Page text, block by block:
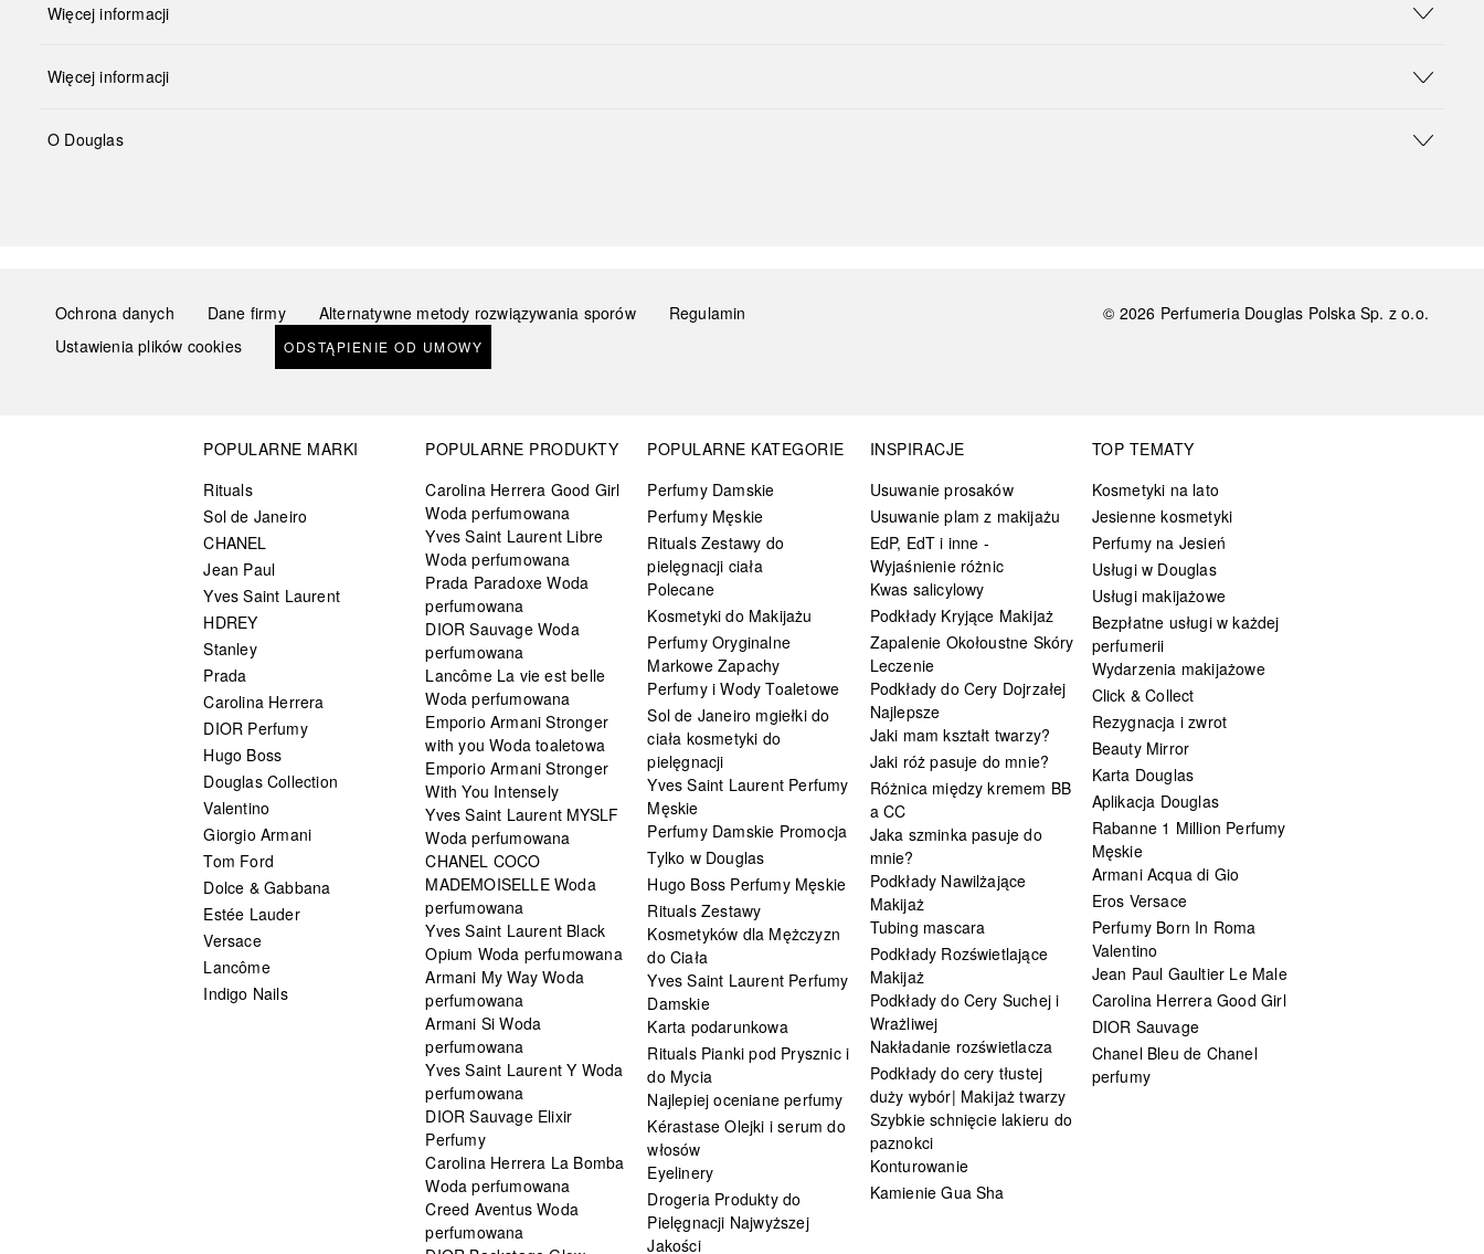
Więcej informacji
Więcej informacji
O Douglas
Ochrona danych Dane firmy Alternatywne metody rozwiązywania sporów
Regulamin
Ustawienia plików cookies
ODSTĄPIENIE OD UMOWY
© 2026 Perfumeria Douglas Polska Sp. z o.o.
POPULARNE MARKI
Rituals
Sol de Janeiro
CHANEL
Jean Paul
Yves Saint Laurent
HDREY
Stanley
Prada
Carolina Herrera
DIOR Perfumy
Hugo Boss
Douglas Collection
Valentino
Giorgio Armani
Tom Ford
Dolce & Gabbana
Estée Lauder
Versace
Lancôme
Indigo Nails
POPULARNE PRODUKTY
Carolina Herrera Good Girl
Woda perfumowana
Yves Saint Laurent Libre
Woda perfumowana
Prada Paradoxe Woda
perfumowana
DIOR Sauvage Woda
perfumowana
Lancôme La vie est belle
Woda perfumowana
Emporio Armani Stronger
with you Woda toaletowa
Emporio Armani Stronger
With You Intensely
Yves Saint Laurent MYSLF
Woda perfumowana
CHANEL COCO
MADEMOISELLE Woda
perfumowana
Yves Saint Laurent Black
Opium Woda perfumowana
Armani My Way Woda
perfumowana
Armani Si Woda
perfumowana
Yves Saint Laurent Y Woda
perfumowana
DIOR Sauvage Elixir
Perfumy
Carolina Herrera La Bomba
Woda perfumowana
Creed Aventus Woda
perfumowana
POPULARNE KATEGORIE
Perfumy Damskie
Perfumy Męskie
Rituals Zestawy do
pielęgnacji ciała
Polecane
Kosmetyki do Makijażu
Perfumy Oryginalne
Markowe Zapachy
Perfumy i Wody Toaletowe
Sol de Janeiro mgiełki do
ciała kosmetyki do
pielęgnacji
Yves Saint Laurent Perfumy
Męskie
Perfumy Damskie Promocja
Tylko w Douglas
Hugo Boss Perfumy Męskie
Rituals Zestawy
Kosmetyków dla Mężczyzn
do Ciała
Yves Saint Laurent Perfumy
Damskie
Karta podarunkowa
Rituals Pianki pod Prysznic i
do Mycia
Najlepiej oceniane perfumy
Kérastase Olejki i serum do
włosów
Eyelinery
Drogeria Produkty do
Pielęgnacji Najwyższej
Jakości
INSPIRACJE
Usuwanie prosaków
Usuwanie plam z makijażu
EdP, EdT i inne -
Wyjaśnienie różnic
Kwas salicylowy
Podkłady Kryjące Makijaż
Zapalenie Okołoustne Skóry
Leczenie
Podkłady do Cery Dojrzałej
Najlepsze
Jaki mam kształt twarzy?
Jaki róż pasuje do mnie?
Różnica między kremem BB
a CC
Jaka szminka pasuje do
mnie?
Podkłady Nawilżające
Makijaż
Tubing mascara
Podkłady Rozświetlające
Makijaż
Podkłady do Cery Suchej i
Wrażliwej
Nakładanie rozświetlacza
Podkłady do cery tłustej
duży wybór| Makijaż twarzy
Szybkie schnięcie lakieru do
paznokci
Konturowanie
Kamienie Gua Sha
TOP TEMATY
Kosmetyki na lato
Jesienne kosmetyki
Perfumy na Jesień
Usługi w Douglas
Usługi makijażowe
Bezpłatne usługi w każdej
perfumerii
Wydarzenia makijażowe
Click & Collect
Rezygnacja i zwrot
Beauty Mirror
Karta Douglas
Aplikacja Douglas
Rabanne 1 Million Perfumy
Męskie
Armani Acqua di Gio
Eros Versace
Perfumy Born In Roma
Valentino
Jean Paul Gaultier Le Male
Carolina Herrera Good Girl
DIOR Sauvage
Chanel Bleu de Chanel
perfumy